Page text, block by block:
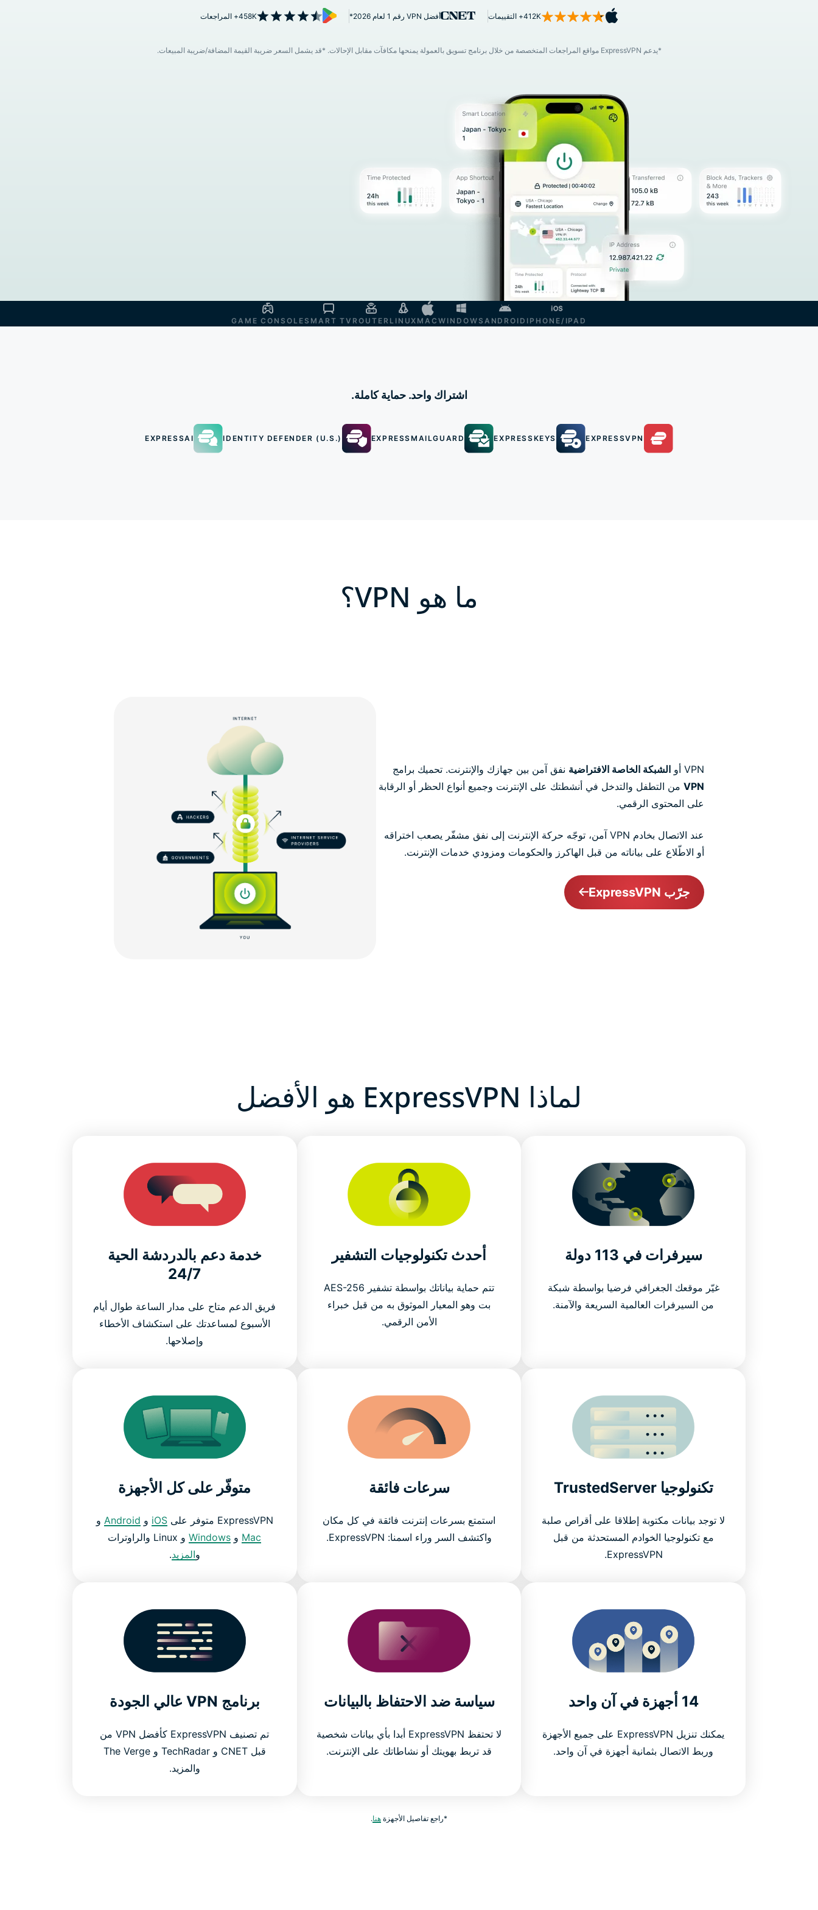
الخصوصية.
Defender
412K+ التقييمات أفضل VPN رقم 1 لعام 2026* 458K+ المراجعات
*يدعم ExpressVPN مواقع المراجعات المتخصصة من خلال برنامج تسويق بالعمولة يمنحها مكافآت مقابل الإحالات. *قد يشمل السعر ضريبة القيمة المضافة/ضريبة المبيعات.
IPHONE/IPAD
ANDROID
WINDOWS
MAC
LINUX
ROUTER
SMART TV
GAME CONSOLE
اشتراك واحد. حماية كاملة.
EXPRESSVPN
EXPRESSKEYS
EXPRESSMAILGUARD
IDENTITY DEFENDER (U.S.)
EXPRESSAI
ما هو VPN؟
VPN أو الشبكة الخاصة الافتراضية نفق آمن بين جهازك والإنترنت. تحميك برامج
VPN من التطفل والتدخل في أنشطتك على الإنترنت وجميع أنواع الحظر أو الرقابة
على المحتوى الرقمي.
عند الاتصال بخادم VPN آمن، توجّه حركة الإنترنت إلى نفق مشفّر يصعب اختراقه
أو الاطّلاع على بياناته من قبل الهاكرز والحكومات ومزودي خدمات الإنترنت.
جرّب ExpressVPN
لماذا ExpressVPN هو الأفضل
سيرفرات في 113 دولة
غيّر موقعك الجغرافي فرضيا بواسطة شبكة
من السيرفرات العالمية السريعة والآمنة.
أحدث تكنولوجيات التشفير
تتم حماية بياناتك بواسطة تشفير AES-256
بت وهو المعيار الموثوق به من قبل خبراء
الأمن الرقمي.
خدمة دعم بالدردشة الحية
24/7
فريق الدعم متاح على مدار الساعة طوال أيام
الأسبوع لمساعدتك على استكشاف الأخطاء
وإصلاحها.
تكنولوجيا TrustedServer
لا توجد بيانات مكتوبة إطلاقا على أقراص صلبة
مع تكنولوجيا الخوادم المستحدثة من قبل
ExpressVPN.
سرعات فائقة
استمتع بسرعات إنترنت فائقة في كل مكان
واكتشف السر وراء اسمنا: ExpressVPN.
متوفّر على كل الأجهزة
ExpressVPN متوفر على iOS و Android و
Mac و Windows
و Linux والراوترات
والمزيد.
14 أجهزة في آن واحد
يمكنك تنزيل ExpressVPN على جميع الأجهزة
وربط الاتصال بثمانية أجهزة في آن واحد.
سياسة ضد الاحتفاظ بالبيانات
لا تحتفظ ExpressVPN أبدا بأي بيانات شخصية
قد تربط بهويتك أو نشاطاتك على الإنترنت.
برنامج VPN عالي الجودة
تم تصنيف ExpressVPN كأفضل VPN من
قبل CNET و TechRadar و The Verge
والمزيد.
*راجع تفاصيل الأجهزة هنا.